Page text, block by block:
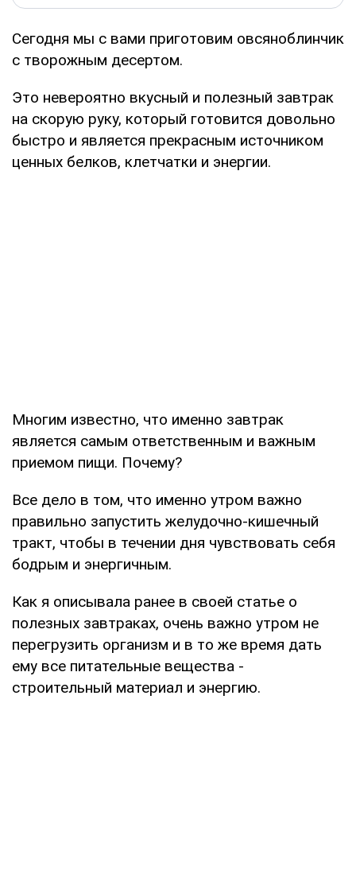
Сегодня мы с вами приготовим овсяноблинчик
с творожным десертом.
Это невероятно вкусный и полезный завтрак
на скорую руку, который готовится довольно
быстро и является прекрасным источником
ценных белков, клетчатки и энергии.
Многим известно, что именно завтрак
является самым ответственным и важным
приемом пищи. Почему?
Все дело в том, что именно утром важно
правильно запустить желудочно-кишечный
тракт, чтобы в течении дня чувствовать себя
бодрым и энергичным.
Как я описывала ранее в своей статье о
полезных завтраках, очень важно утром не
перегрузить организм и в то же время дать
ему все питательные вещества -
строительный материал и энергию.